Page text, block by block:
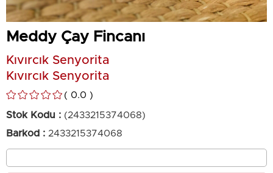
Meddy Çay Fincanı
Kıvırcık Senyorita
Kıvırcık Senyorita
0.0
Stok Kodu
(2433215374068)
Barkod : 2433215374068